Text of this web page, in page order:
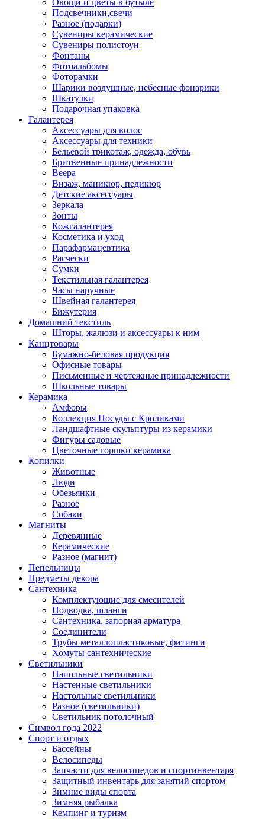
Подсвечники,свечи
Разное (подарки)
Сувениры керамические
Сувениры полистоун
Фонтаны
Фотоальбомы
Фоторамки
Шарики воздушные, небесные фонарики
Шкатулки
Подарочная упаковка
Галантерея
Аксессуары для волос
Аксессуары для техники
Бельевой трикотаж, одежда, обувь
Бритвенные принадлежности
Веера
Визаж, маникюр, педикюр
Детские аксессуары
Зеркала
Зонты
Кожгалантерея
Косметика и уход
Парафармацевтика
Расчески
Сумки
Текстильная галантерея
Часы наручные
Швейная галантерея
Бижутерия
Домашний текстиль
Шторы, жалюзи и аксессуары к ним
Канцтовары
Бумажно-беловая продукция
Офисные товары
Письменные и чертежные принадлежности
Школьные товары
Керамика
Амфоры
Коллекция Посуды с Кроликами
Ландшафтные скульптуры из керамики
Фигуры садовые
Цветочные горшки керамика
Копилки
Животные
Люди
Обезьянки
Разное
Собаки
Магниты
Деревянные
Керамические
Разное (магнит)
Пепельницы
Предметы декора
Сантехника
Комплектующие для смесителей
Подводка, шланги
Сантехника, запорная арматура
Соединители
Трубы металлопластиковые, фитинги
Хомуты сантехнические
Светильники
Напольные светильники
Настенные светильники
Настольные светильники
Разное (светильники)
Светильник потолочный
Символ года 2022
Спорт и отдых
Бассейны
Велосипеды
Запчасти для велосипедов и спортинвентаря
Защитный инвентарь для занятий спортом
Зимние виды спорта
Зимняя рыбалка
Кемпинг и туризм